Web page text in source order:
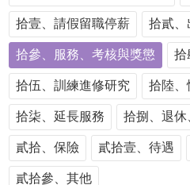
常
見
問
答
關
於
秘
書
室
拾壹、請假留職停薪 拾貳、
拾參、服務、考核與獎懲 拾
拾伍、訓練進修研究 拾陸、
拾柒、延長服務 拾捌、退休
貳拾、保險 貳拾壹、待遇
貳拾參、其他